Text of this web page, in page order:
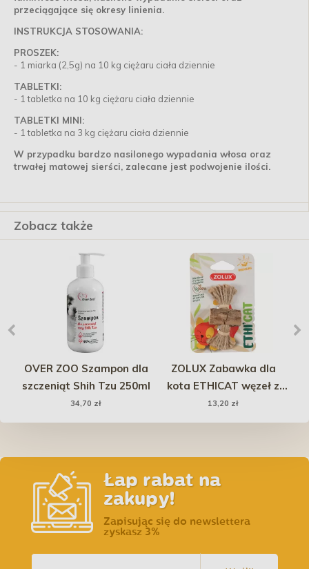
przeciągające się okresy linienia.
INSTRUKCJA STOSOWANIA:
PROSZEK:
- 1 miarka (2,5g) na 10 kg ciężaru ciała dziennie
TABLETKI:
- 1 tabletka na 10 kg ciężaru ciała dziennie
TABLETKI MINI:
- 1 tabletka na 3 kg ciężaru ciała dziennie
W przypadku bardzo nasilonego wypadania włosa oraz
trwałej matowej sierści, zalecane jest podwojenie ilości.
Zobacz także
OVER ZOO Szampon dla
szczeniąt Shih Tzu 250ml
34,70 zł
ZOLUX Zabawka dla
kota ETHICAT węzeł z
matatabi
13,20 zł
Łap rabat na
zakupy!
Zapisując się do newslettera
zyskasz 3%